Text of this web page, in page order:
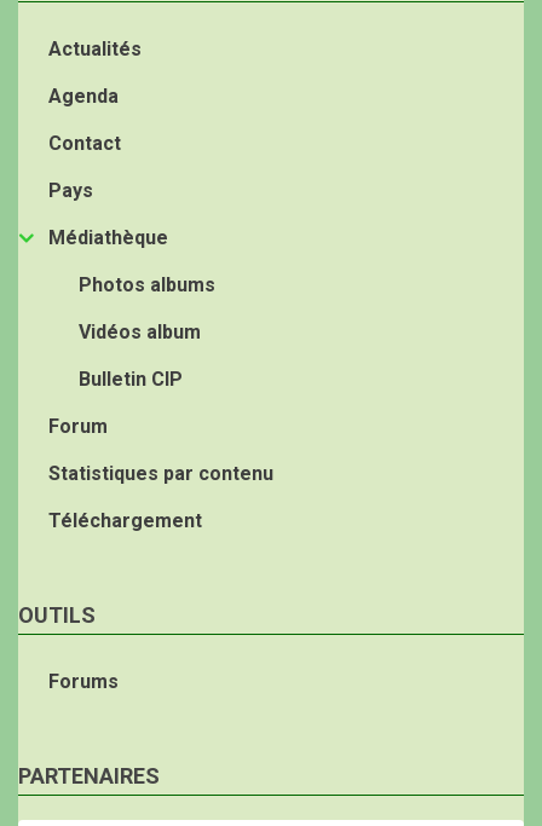
Actualités
Agenda
Contact
Pays
Médiathèque
Photos albums
Vidéos album
Bulletin CIP
Forum
Statistiques par contenu
Téléchargement
OUTILS
Forums
PARTENAIRES